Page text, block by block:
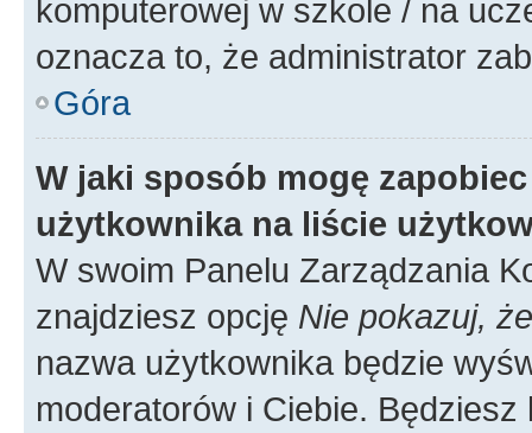
komputerowej w szkole / na
oznacza to, że administrator
Góra
W jaki sposób mogę
użytkownika na liście
W swoim Panelu Zarządzania
znajdziesz opcję Nie pokazuj,
nazwa użytkownika będzie
moderatorów i Ciebie.